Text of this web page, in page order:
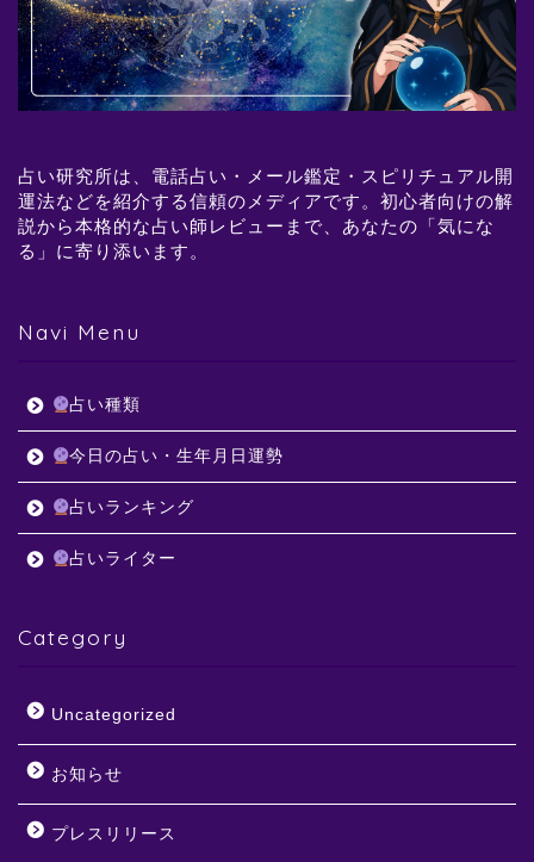
占い研究所は、電話占い・メール鑑定・スピリチュアル開
運法などを紹介する信頼のメディアです。初心者向けの解
説から本格的な占い師レビューまで、あなたの「気にな
る」に寄り添います。
Navi Menu
占い種類
今日の占い・生年月日運勢
占いランキング
占いライター
Category
Uncategorized
お知らせ
プレスリリース